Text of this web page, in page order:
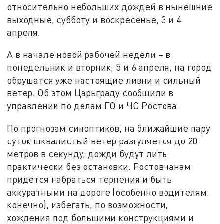
относительно небольших дождей в нынешние
выходные, субботу и воскресенье, 3 и 4
апреля.
А в начале новой рабочей недели – в
понедельник и вторник, 5 и 6 апреля, на город
обрушатся уже настоящие ливни и сильный
ветер. Об этом Царьграду сообщили в
управлении по делам ГО и ЧС Ростова.
По прогнозам синоптиков, на ближайшие пару
суток шквалистый ветер разгуляется до 20
метров в секунду, дожди будут лить
практически без остановки. Ростовчанам
придется набраться терпения и быть
аккуратными на дороге (особенно водителям,
конечно), избегать, по возможности,
хождения под большими конструкциями и